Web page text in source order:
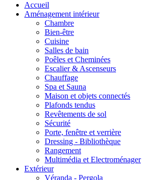
Accueil
Aménagement intérieur
Chambre
Bien-être
Cuisine
Salles de bain
Poêles et Cheminées
Escalier & Ascenseurs
Chauffage
Spa et Sauna
Maison et objets connectés
Plafonds tendus
Revêtements de sol
Sécurité
Porte, fenêtre et verrière
Dressing - Bibliothèque
Rangement
Multimédia et Electroménager
Extérieur
Véranda - Pergola